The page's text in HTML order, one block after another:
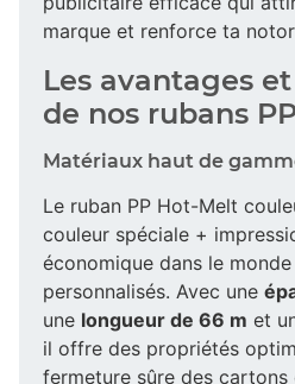
marque et renforce ta
Les avantages
de nos rubans
Matériaux haut de
Le ruban PP Hot-Melt
couleur spéciale +
économique dans le
personnalisés. Avec une
une longueur de 66 m et
il offre des propriétés
fermeture sûre des cartons